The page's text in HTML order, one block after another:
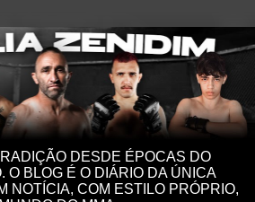
DESDE ÉPOCAS DO
O BLOG É O DIÁRIO DA ÚNICA
NOTÍCIA, COM ESTILO PRÓPRIO,